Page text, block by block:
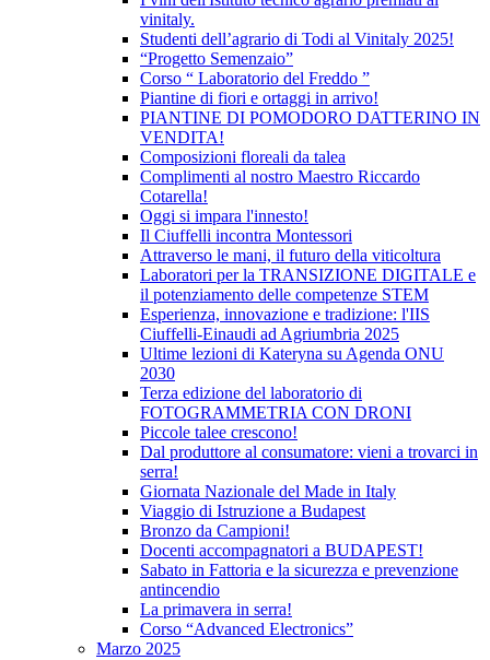
vinitaly.
Studenti dell’agrario di Todi al Vinitaly 2025!
“Progetto Semenzaio”
Corso “ Laboratorio del Freddo ”
Piantine di fiori e ortaggi in arrivo!
PIANTINE DI POMODORO DATTERINO IN
VENDITA!
Composizioni floreali da talea
Complimenti al nostro Maestro Riccardo
Cotarella!
Oggi si impara l'innesto!
Il Ciuffelli incontra Montessori
Attraverso le mani, il futuro della viticoltura
Laboratori per la TRANSIZIONE DIGITALE e
il potenziamento delle competenze STEM
Esperienza, innovazione e tradizione: l'IIS
Ciuffelli-Einaudi ad Agriumbria 2025
Ultime lezioni di Kateryna su Agenda ONU
2030
Terza edizione del laboratorio di
FOTOGRAMMETRIA CON DRONI
Piccole talee crescono!
Dal produttore al consumatore: vieni a trovarci in
serra!
Giornata Nazionale del Made in Italy
Viaggio di Istruzione a Budapest
Bronzo da Campioni!
Docenti accompagnatori a BUDAPEST!
Sabato in Fattoria e la sicurezza e prevenzione
antincendio
La primavera in serra!
Corso “Advanced Electronics”
Marzo 2025